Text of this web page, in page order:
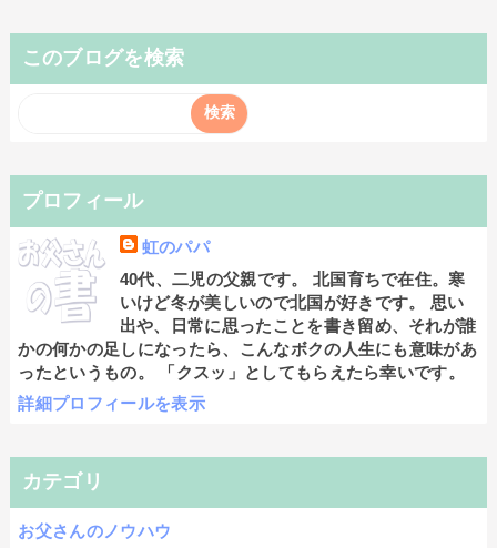
このブログを検索
プロフィール
虹のパパ
40代、二児の父親です。 北国育ちで在住。寒
いけど冬が美しいので北国が好きです。 思い
出や、日常に思ったことを書き留め、それが誰
かの何かの足しになったら、こんなボクの人生にも意味があ
ったというもの。 「クスッ」としてもらえたら幸いです。
詳細プロフィールを表示
カテゴリ
お父さんのノウハウ